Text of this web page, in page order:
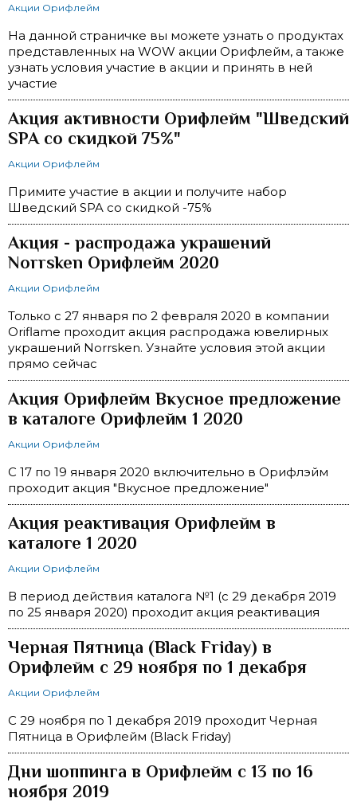
Акции Орифлейм
На данной страничке вы можете узнать о продуктах
представленных на WOW акции Орифлейм, а также
узнать условия участие в акции и принять в ней
участие
Акция активности Орифлейм "Шведский
SPA со скидкой 75%"
Акции Орифлейм
Примите участие в акции и получите набор
Шведский SPA со скидкой -75%
Акция - распродажа украшений
Norrsken Орифлейм 2020
Акции Орифлейм
Только с 27 января по 2 февраля 2020 в компании
Oriflame проходит акция распродажа ювелирных
украшений Norrsken. Узнайте условия этой акции
прямо сейчас
Акция Орифлейм Вкусное предложение
в каталоге Орифлейм 1 2020
Акции Орифлейм
С 17 по 19 января 2020 включительно в Орифлэйм
проходит акция "Вкусное предложение"
Акция реактивация Орифлейм в
каталоге 1 2020
Акции Орифлейм
В период действия каталога №1 (с 29 декабря 2019
по 25 января 2020) проходит акция реактивация
Черная Пятница (Black Friday) в
Орифлейм с 29 ноября по 1 декабря
Акции Орифлейм
C 29 ноября по 1 декабря 2019 проходит Черная
Пятница в Орифлейм (Black Friday)
Дни шоппинга в Орифлейм с 13 по 16
ноября 2019